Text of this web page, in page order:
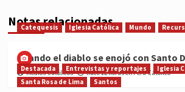
Notas relacionadas
Catequesis Iglesia Católica Mundo
Cuando el diablo se enojó con Santo
Medios Católicos hace 12 horas en Perú Católico
Destacada Entrevistas y reportajes Iglesia
Santa Rosa de Lima
Santos